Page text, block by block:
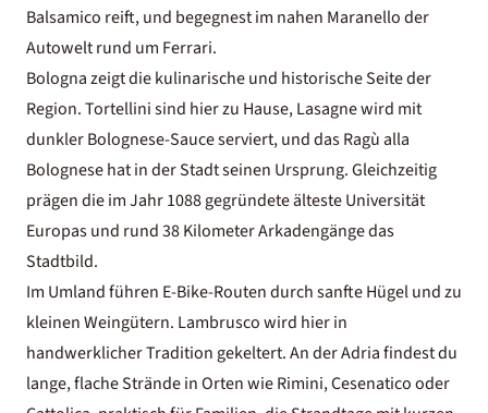
Balsamico reift, und begegnest im nahen Maranello der
Autowelt rund um Ferrari.
Bolognazeigt die kulinarische und historische Seite der
Region. Tortellini sind hier zu Hause, Lasagne wird mit
dunkler Bolognese-Sauce serviert, und das Ragù alla
Bolognese hat in der Stadt seinen Ursprung. Gleichzeitig
prägen die im Jahr 1088 gegründete älteste Universität
Europas und rund 38 Kilometer Arkadengänge das
Stadtbild.
Im Umland führen E-Bike-Routen durch sanfte Hügel und zu
kleinen Weingütern. Lambrusco wird hier in
handwerklicher Tradition gekeltert. An der Adria findest du
lange, flache Strände in Orten wieRimini, Cesenatico oder